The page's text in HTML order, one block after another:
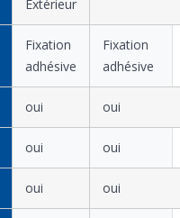
Extérieur
Fixation
adhésive
Fixation
adhésive
oui oui
oui oui
oui oui